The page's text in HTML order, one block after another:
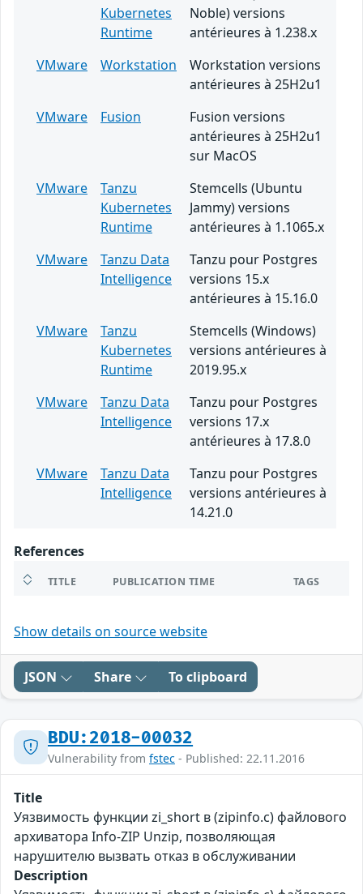
Kubernetes
Runtime
Noble) versions
antérieures à 1.238.x
VMware
Workstation
Workstation versions
antérieures à 25H2u1
VMware
Fusion
Fusion versions
antérieures à 25H2u1
sur MacOS
VMware
Tanzu
Kubernetes
Runtime
Stemcells (Ubuntu
Jammy) versions
antérieures à 1.1065.x
VMware
Tanzu Data
Intelligence
Tanzu pour Postgres
versions 15.x
antérieures à 15.16.0
VMware
Tanzu
Kubernetes
Runtime
Stemcells (Windows)
versions antérieures à
2019.95.x
VMware
Tanzu Data
Intelligence
Tanzu pour Postgres
versions 17.x
antérieures à 17.8.0
VMware
Tanzu Data
Intelligence
Tanzu pour Postgres
versions antérieures à
14.21.0
References
TITLE PUBLICATION TIME TAGS
Show details on source website
JSON Share To clipboard
BDU:2018-00032
Vulnerability from fstec - Published: 22.11.2016
Title
Уязвимость функции zi_short в (zipinfo.c) файлового
архиватора Info-ZIP Unzip, позволяющая
нарушителю вызвать отказ в обслуживании
Description